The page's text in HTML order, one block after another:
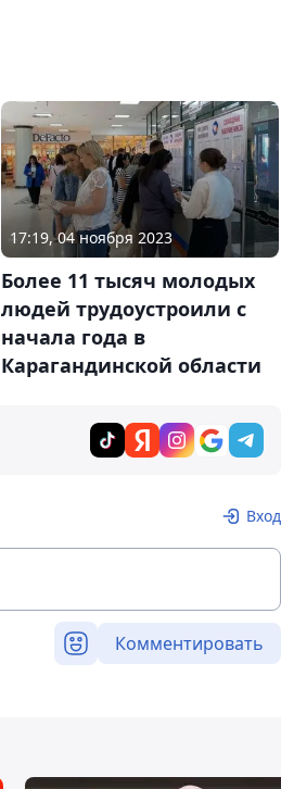
17:19, 04 ноября 2023
Более 11 тысяч молодых
людей трудоустроили с
начала года в
Карагандинской области
Вход
Комментировать